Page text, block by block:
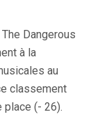
Dangerous
à la
au
classement
(- 26).